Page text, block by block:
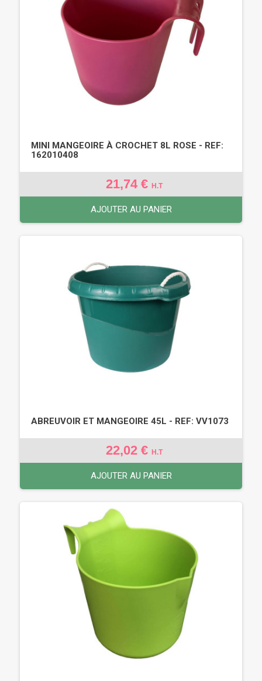
MINI MANGEOIRE À CROCHET 8L ROSE - REF:
162010408
21,74 € H.T
AJOUTER AU PANIER
ABREUVOIR ET MANGEOIRE 45L - REF: VV1073
22,02 € H.T
AJOUTER AU PANIER